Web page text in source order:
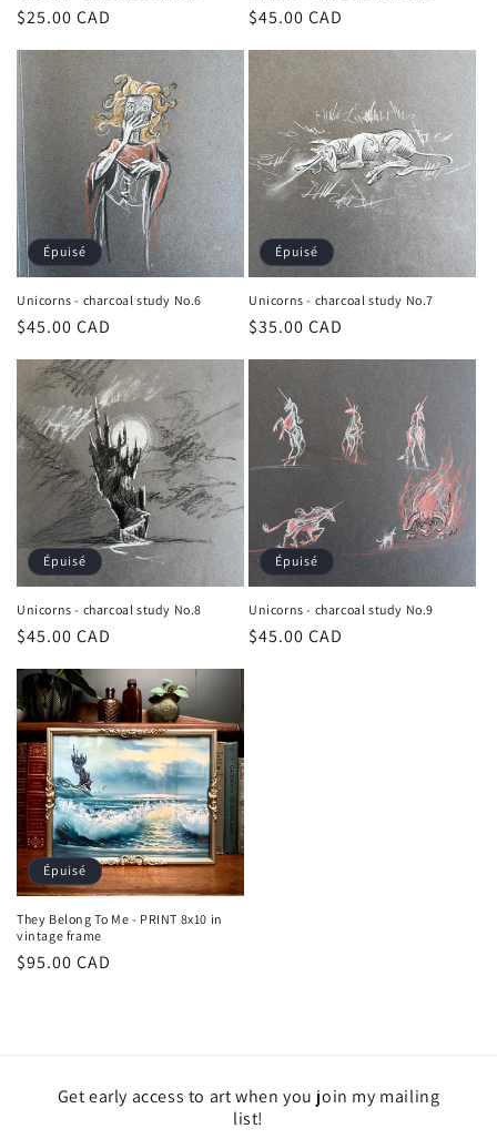
Prix
$25.00 CAD
Prix
$45.00 CAD
Épuisé
Unicorns - charcoal study No.6
Prix
$45.00 CAD
Épuisé
Unicorns - charcoal study No.7
Prix
$35.00 CAD
Épuisé
Unicorns - charcoal study No.8
Prix
$45.00 CAD
Épuisé
Unicorns - charcoal study No.9
Prix
$45.00 CAD
Épuisé
They Belong To Me - PRINT 8x10 in
vintage frame
Prix
$95.00 CAD
Get early access to art when you join my mailing
list!